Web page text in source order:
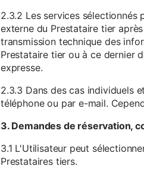
2.3.2 Les services
externe du Prestataire tier
transmission technique des
Prestataire tier ou à ce dernier
expresse.
2.3.3 Dans des cas individuels
téléphone ou par e-mail.
3. Demandes de réservation,
3.1 L'Utilisateur peut
Prestataires tiers.